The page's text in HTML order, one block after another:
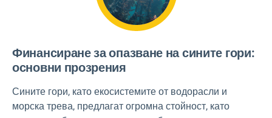
Финансиране за опазване на сините гори:
основни прозрения
Сините гори, като екосистемите от водорасли и
морска трева, предлагат огромна стойност, като